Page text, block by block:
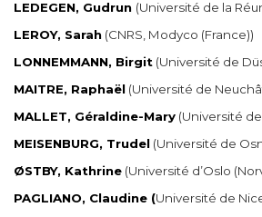
LEDEGEN, Gudrun (Université de la
LEROY, Sarah (CNRS, Modyco (France))
LONNEMMANN, Birgit (Université de
MAITRE, Raphaël (Université de
MALLET, Géraldine-Mary (Université
MEISENBURG, Trudel (Université de
ØSTBY, Kathrine (Université d’Oslo
PAGLIANO, Claudine (Université de